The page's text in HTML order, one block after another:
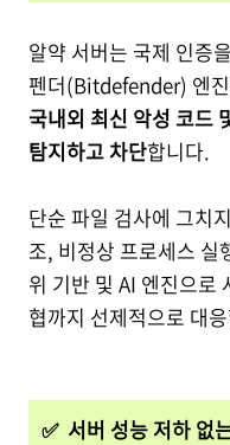
알약 서버는 국제 인증
펜더(Bitdefender) 엔
국내외 최신 악성 코드
탐지하고 차단합니다.
단순 파일 검사에 그치
조, 비정상 프로세스 실
위 기반 및 AI 엔진으로
협까지 선제적으로 대
✅ 서버 성능 저하 없